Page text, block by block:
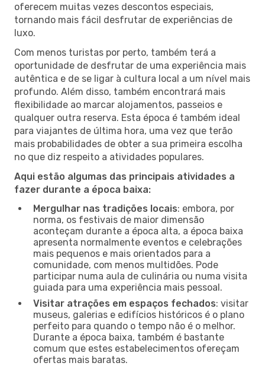
oferecem muitas vezes descontos especiais,
tornando mais fácil desfrutar de experiências de
luxo.
Com menos turistas por perto, também terá a
oportunidade de desfrutar de uma experiência mais
autêntica e de se ligar à cultura local a um nível mais
profundo. Além disso, também encontrará mais
flexibilidade ao marcar alojamentos, passeios e
qualquer outra reserva. Esta época é também ideal
para viajantes de última hora, uma vez que terão
mais probabilidades de obter a sua primeira escolha
no que diz respeito a atividades populares.
Aqui estão algumas das principais atividades a
fazer durante a época baixa:
Mergulhar nas tradições locais: embora, por
norma, os festivais de maior dimensão
aconteçam durante a época alta, a época baixa
apresenta normalmente eventos e celebrações
mais pequenos e mais orientados para a
comunidade, com menos multidões. Pode
participar numa aula de culinária ou numa visita
guiada para uma experiência mais pessoal.
Visitar atrações em espaços fechados: visitar
museus, galerias e edifícios históricos é o plano
perfeito para quando o tempo não é o melhor.
Durante a época baixa, também é bastante
comum que estes estabelecimentos ofereçam
ofertas mais baratas.